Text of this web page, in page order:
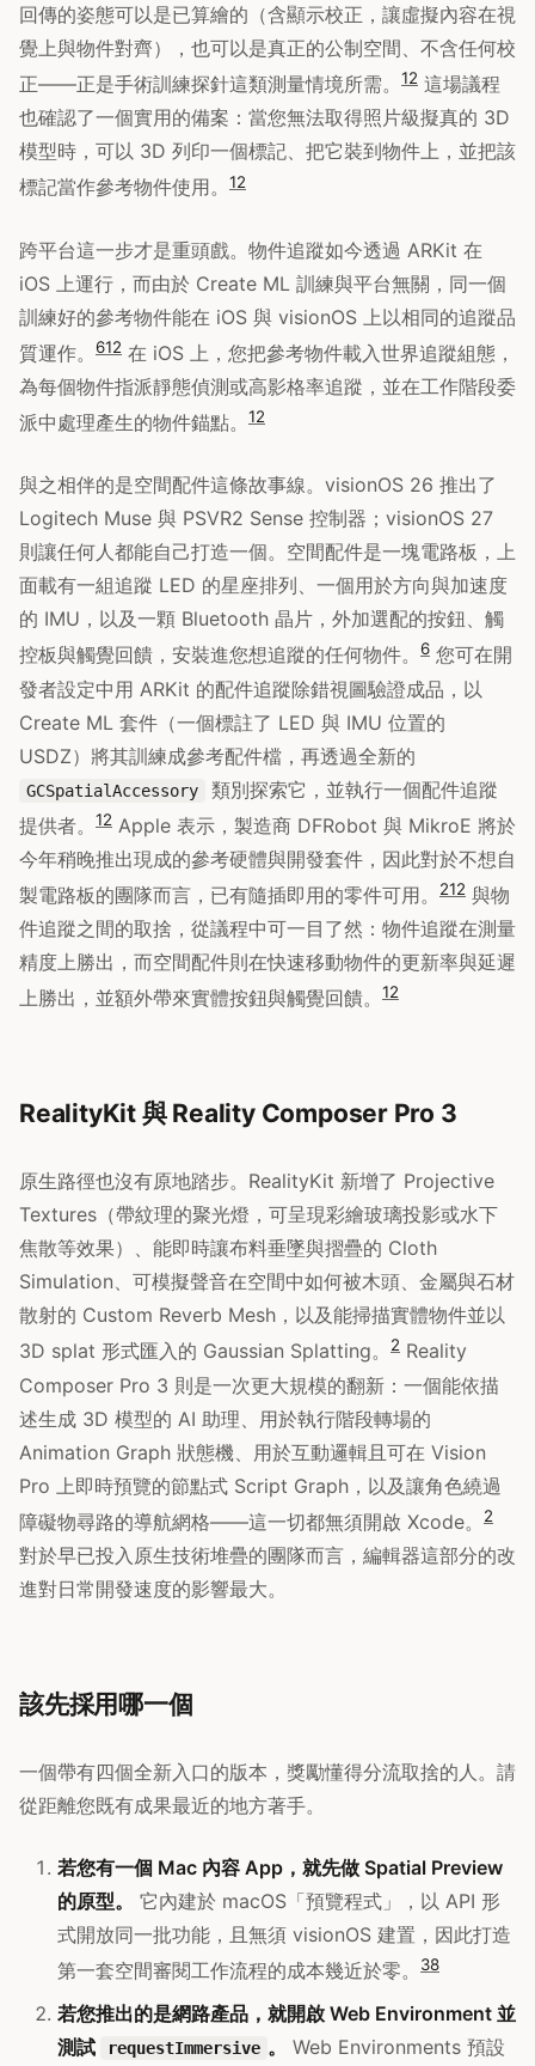
回傳的姿態可以是已算繪的（含顯示校正，讓虛擬內容在視
覺上與物件對齊），也可以是真正的公制空間、不含任何校
正——正是手術訓練探針這類測量情境所需。
12 這場議程
也確認了一個實用的備案：當您無法取得照片級擬真的 3D
模型時，可以 3D 列印一個標記、把它裝到物件上，並把該
標記當作參考物件使用。
12
跨平台這一步才是重頭戲。物件追蹤如今透過 ARKit 在
iOS 上運行，而由於 Create ML 訓練與平台無關，同一個
訓練好的參考物件能在 iOS 與 visionOS 上以相同的追蹤品
質運作。
612 在 iOS 上，您把參考物件載入世界追蹤組態，
為每個物件指派靜態偵測或高影格率追蹤，並在工作階段委
派中處理產生的物件錨點。
12
與之相伴的是空間配件這條故事線。visionOS 26 推出了
Logitech Muse 與 PSVR2 Sense 控制器；visionOS 27
則讓任何人都能自己打造一個。空間配件是一塊電路板，上
面載有一組追蹤 LED 的星座排列、一個用於方向與加速度
的 IMU，以及一顆 Bluetooth 晶片，外加選配的按鈕、觸
控板與觸覺回饋，安裝進您想追蹤的任何物件。
6 您可在開
發者設定中用 ARKit 的配件追蹤除錯視圖驗證成品，以
Create ML 套件（一個標註了 LED 與 IMU 位置的
USDZ）將其訓練成參考配件檔，再透過全新的
GCSpatialAccessory
類別探索它，並執行一個配件追蹤
提供者。
12 Apple 表示，製造商 DFRobot 與 MikroE 將於
今年稍晚推出現成的參考硬體與開發套件，因此對於不想自
製電路板的團隊而言，已有隨插即用的零件可用。
212 與物
件追蹤之間的取捨，從議程中可一目了然：物件追蹤在測量
精度上勝出，而空間配件則在快速移動物件的更新率與延遲
上勝出，並額外帶來實體按鈕與觸覺回饋。
12
RealityKit 與 Reality Composer Pro 3
原生路徑也沒有原地踏步。RealityKit 新增了 Projective
Textures（帶紋理的聚光燈，可呈現彩繪玻璃投影或水下
焦散等效果）、能即時讓布料垂墜與摺疊的 Cloth
Simulation、可模擬聲音在空間中如何被木頭、金屬與石材
散射的 Custom Reverb Mesh，以及能掃描實體物件並以
3D splat 形式匯入的 Gaussian Splatting。
2 Reality
Composer Pro 3 則是一次更大規模的翻新：一個能依描
述生成 3D 模型的 AI 助理、用於執行階段轉場的
Animation Graph 狀態機、用於互動邏輯且可在 Vision
Pro 上即時預覽的節點式 Script Graph，以及讓角色繞過
障礙物尋路的導航網格——這一切都無須開啟 Xcode。
2
對於早已投入原生技術堆疊的團隊而言，編輯器這部分的改
進對日常開發速度的影響最大。
該先採用哪一個
一個帶有四個全新入口的版本，獎勵懂得分流取捨的人。請
從距離您既有成果最近的地方著手。
若您有一個 Mac 內容 App，就先做 Spatial Preview
的原型。
它內建於 macOS「預覽程式」，以 API 形
式開放同一批功能，且無須 visionOS 建置，因此打造
第一套空間審閱工作流程的成本幾近於零。
38
若您推出的是網路產品，就開啟 Web Environment 並
測試
requestImmersive 。
Web Environments 預設